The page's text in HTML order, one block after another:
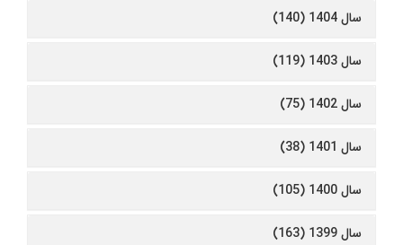
سال 1404 (140)
سال 1403 (119)
سال 1402 (75)
سال 1401 (38)
سال 1400 (105)
سال 1399 (163)